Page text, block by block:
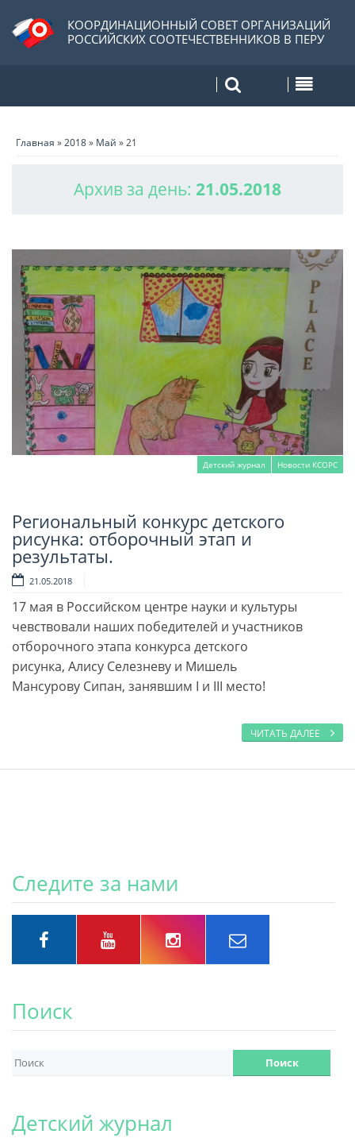
КООРДИНАЦИОННЫЙ СОВЕТ ОРГАНИЗАЦИЙ
РОССИЙСКИХ СООТЕЧЕСТВЕННИКОВ В ПЕРУ
Главная »2018» Май »21
Архив за день: 21.05.2018
Детский журнал Новости КСОРС
Читать далее
Региональный конкурс детского
рисунка: отборочный этап и
результаты.
21.05.2018
17 мая в Российском центре науки и культуры
чевствовали наших победителей и участников
отборочного этапа конкурса детского
рисунка, Алису Селезневу и Мишель
Мансурову Сипан, занявшим I и III место!
ЧИТАТЬ ДАЛЕЕ
Следите за нами
Поиск
Детский журнал